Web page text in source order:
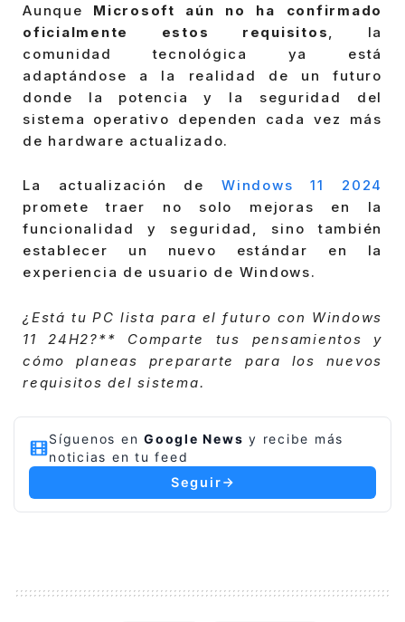
Aunque Microsoft aún no ha confirmado
oficialmente estos requisitos
, la
comunidad tecnológica ya está
adaptándose a la realidad de un futuro
donde la potencia y la seguridad del
sistema operativo dependen cada vez más
de hardware actualizado.
La actualización deWindows 11 2024
promete traer no solo mejoras en la
funcionalidad y seguridad, sino también
establecer un nuevo estándar en la
experiencia de usuario de Windows.
¿Está tu PC lista para el futuro con Windows
11 24H2?** Comparte tus pensamientos y
cómo planeas prepararte para los nuevos
requisitos del sistema.
Síguenos en Google News y recibe más
noticias en tu feed
Seguir